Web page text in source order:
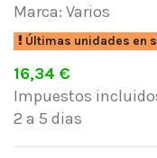
Marca: Varios
Últimas unidades en
16,34 €
Impuestos
2 a 5 dias